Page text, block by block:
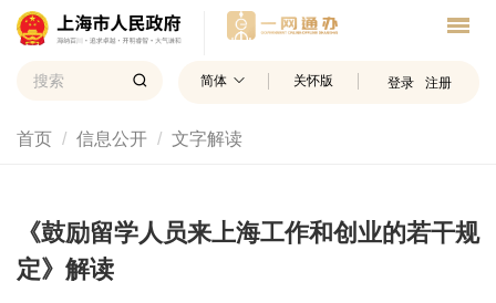
简体 关怀版 登录 注册
首页 信息公开 文字解读
《鼓励留学人员来上海工作和创业的若干规
定》解读